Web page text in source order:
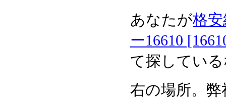
あなたが格
ー16610
て探してい
右の場所。